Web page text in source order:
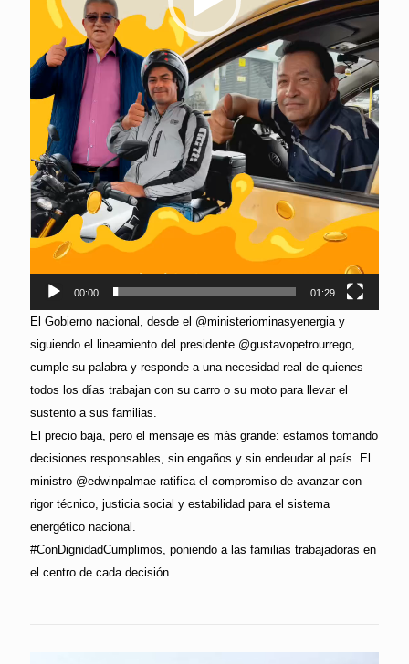
00:00 01:29
El Gobierno nacional, desde el @ministeriominasyenergia y
siguiendo el lineamiento del presidente @gustavopetrourrego,
cumple su palabra y responde a una necesidad real de quienes
todos los días trabajan con su carro o su moto para llevar el
sustento a sus familias.
El precio baja, pero el mensaje es más grande: estamos tomando
decisiones responsables, sin engaños y sin endeudar al país. El
ministro @edwinpalmae ratifica el compromiso de avanzar con
rigor técnico, justicia social y estabilidad para el sistema
energético nacional.
#ConDignidadCumplimos, poniendo a las familias trabajadoras en
el centro de cada decisión.